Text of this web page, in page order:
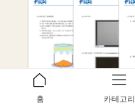
홈 카테고리